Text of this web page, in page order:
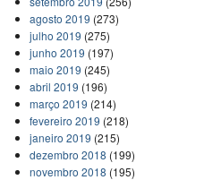
agosto 2019 (273)
julho 2019 (275)
junho 2019 (197)
maio 2019 (245)
abril 2019 (196)
março 2019 (214)
fevereiro 2019 (218)
janeiro 2019 (215)
dezembro 2018 (199)
novembro 2018 (195)